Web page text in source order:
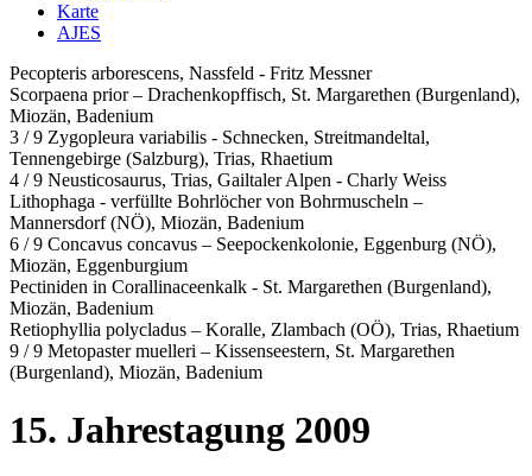
Karte
AJES
Pecopteris arborescens, Nassfeld - Fritz Messner
Scorpaena prior – Drachenkopffisch, St. Margarethen (Burgenland),
Miozän, Badenium
3 / 9 Zygopleura variabilis - Schnecken, Streitmandeltal,
Tennengebirge (Salzburg), Trias, Rhaetium
4 / 9 Neusticosaurus, Trias, Gailtaler Alpen - Charly Weiss
Lithophaga - verfüllte Bohrlöcher von Bohrmuscheln –
Mannersdorf (NÖ), Miozän, Badenium
6 / 9 Concavus concavus – Seepockenkolonie, Eggenburg (NÖ),
Miozän, Eggenburgium
Pectiniden in Corallinaceenkalk - St. Margarethen (Burgenland),
Miozän, Badenium
Retiophyllia polycladus – Koralle, Zlambach (OÖ), Trias, Rhaetium
9 / 9 Metopaster muelleri – Kissenseestern, St. Margarethen
(Burgenland), Miozän, Badenium
15. Jahrestagung 2009